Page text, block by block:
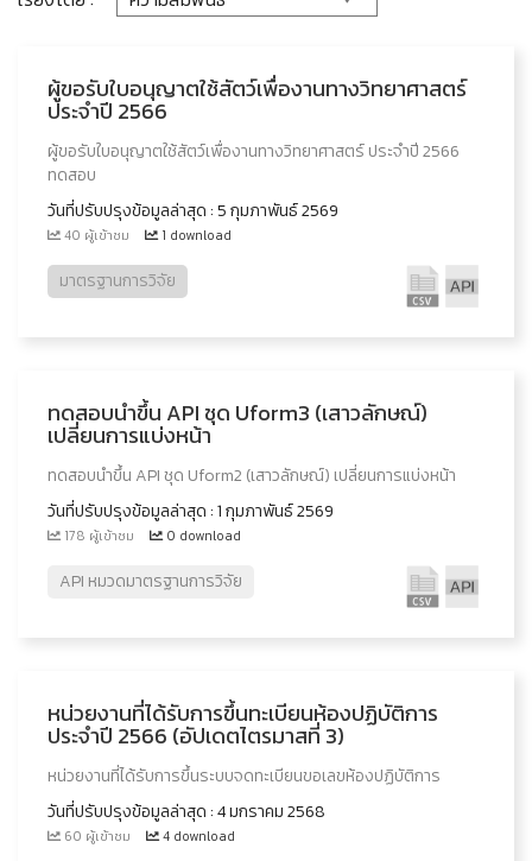
ผู้ขอรับใบอนุญาตใช้สัตว์เพื่องานทางวิทยาศาสตร์
ประจำปี 2566
ผู้ขอรับใบอนุญาตใช้สัตว์เพื่องานทางวิทยาศาสตร์ ประจำปี 2566
ทดสอบ
วันที่ปรับปรุงข้อมูลล่าสุด : 5 กุมภาพันธ์ 2569
40 ผู้เข้าชม 1 download
มาตรฐานการวิจัย
ทดสอบนำขึ้น API ชุด Uform3 (เสาวลักษณ์)
เปลี่ยนการแบ่งหน้า
ทดสอบนำขึ้น API ชุด Uform2 (เสาวลักษณ์) เปลี่ยนการแบ่งหน้า
วันที่ปรับปรุงข้อมูลล่าสุด : 1 กุมภาพันธ์ 2569
178 ผู้เข้าชม 0 download
API หมวดมาตรฐานการวิจัย
หน่วยงานที่ได้รับการขึ้นทะเบียนห้องปฏิบัติการ
ประจำปี 2566 (อัปเดตไตรมาสที่ 3)
หน่วยงานที่ได้รับการขึ้นระบบจดทะเบียนขอเลขห้องปฏิบัติการ
วันที่ปรับปรุงข้อมูลล่าสุด : 4 มกราคม 2568
60 ผู้เข้าชม 4 download